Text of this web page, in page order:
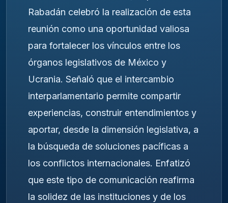
Rabadán celebró la realización de esta
reunión como una oportunidad valiosa
para fortalecer los vínculos entre los
órganos legislativos de México y
Ucrania. Señaló que el intercambio
interparlamentario permite compartir
experiencias, construir entendimientos y
aportar, desde la dimensión legislativa, a
la búsqueda de soluciones pacíficas a
los conflictos internacionales. Enfatizó
que este tipo de comunicación reafirma
la solidez de las instituciones y de los